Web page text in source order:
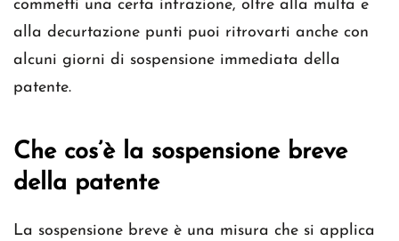
commetti una certa infrazione, oltre alla multa e
alla decurtazione punti puoi ritrovarti anche con
alcuni giorni di sospensione immediata della
patente.
Che cos’è la sospensione breve
della patente
La sospensione breve è una misura che si applica